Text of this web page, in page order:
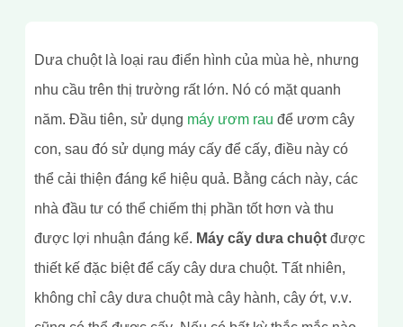
Dưa chuột là loại rau điển hình của mùa hè, nhưng
nhu cầu trên thị trường rất lớn. Nó có mặt quanh
năm. Đầu tiên, sử dụng máy ươm rauđể ươm cây
con, sau đó sử dụng máy cấy để cấy, điều này có
thể cải thiện đáng kể hiệu quả. Bằng cách này, các
nhà đầu tư có thể chiếm thị phần tốt hơn và thu
được lợi nhuận đáng kể. Máy cấy dưa chuộtđược
thiết kế đặc biệt để cấy cây dưa chuột. Tất nhiên,
không chỉ cây dưa chuột mà cây hành, cây ớt, v.v.